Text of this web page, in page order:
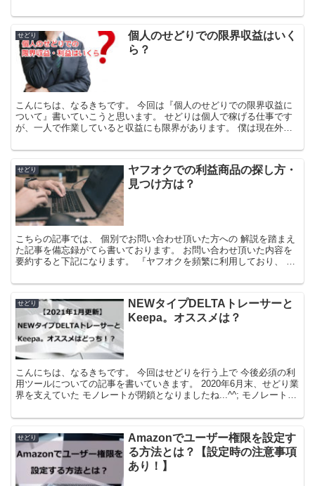
せどり
個人のせどりでの限界収益はいく
ら？
こんにちは、なるきちです。 今回は『個人のせどりでの限界収益に
ついて』書いていこうと思います。 せどりは個人で稼げる仕事です
が、一人で作業していると収益にも限界があります。 僕は現在外注
せどり
ヤフオクでの利益商品の探し方・
見つけ方は？
こちらの記事では、 個別でお問い合わせ頂いた方への 解説を踏まえ
た記事を備忘録がてら書いております。 お問い合わせ頂いた内容を
要約すると下記になります。 『ヤフオクを頻繁に利用しており、 そ
せどり
NEWタイプDELTAトレーサーと
Keepa。オススメは？
こんにちは、なるきちです。 今回はせどりを行う上で 今後必須の利
用ツールについての記事を書いていきます。 2020年6月末、せどり業
界を支えていた モノレートが閉鎖となりましたね...^^; モノレート閉
せどり
Amazonでユーザー権限を設定す
る方法とは？【設定時の注意事項
あり！】